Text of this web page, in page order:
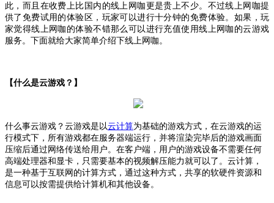
此，而且在收费上比国内的线上网咖更是贵上不少。不过线上网咖提
供了免费试用的体验区，玩家可以进行十分钟的免费体验。如果，玩
家觉得线上网咖的体验不错那么可以进行充值使用线上网咖的云游戏
服务。下面就给大家简单介绍下线上网咖。
【什么是云游戏？】
什么事云游戏？云游戏是以云计算为基础的游戏方式，在云游戏的运
行模式下，所有游戏都在服务器端运行，并将渲染完毕后的游戏画面
压缩后通过网络传送给用户。在客户端，用户的游戏设备不需要任何
高端处理器和显卡，只需要基本的视频解压能力就可以了。云计算，
是一种基于互联网的计算方式，通过这种方式，共享的软硬件资源和
信息可以按需提供给计算机和其他设备。